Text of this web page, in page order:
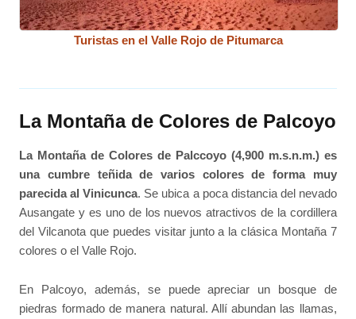
Turistas en el Valle Rojo de Pitumarca
La Montaña de Colores de Palcoyo
La Montaña de Colores de Palccoyo (4,900 m.s.n.m.) es
una cumbre teñida de varios colores de forma muy
parecida al Vinicunca. Se ubica a poca distancia del nevado
Ausangate y es uno de los nuevos atractivos de la cordillera
del Vilcanota que puedes visitar junto a la clásica Montaña 7
colores o el Valle Rojo.
En Palcoyo, además, se puede apreciar un bosque de
piedras formado de manera natural. Allí abundan las llamas,